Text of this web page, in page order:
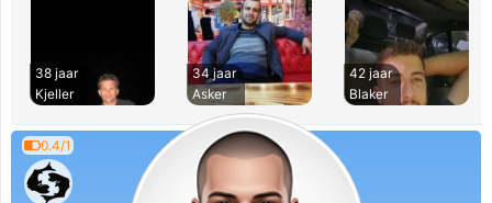
38 jaar
Kjeller
34 jaar
Asker
42 jaar
Blaker
0.4/1